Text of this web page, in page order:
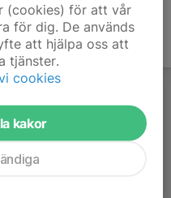
(cookies) för att vår
för dig. De används
att hjälpa oss att
tjänster.
cookies
kakor